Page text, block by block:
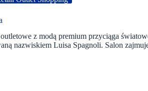
z modą premium przyciąga
nazwiskiem Luisa Spagnoli. Salon